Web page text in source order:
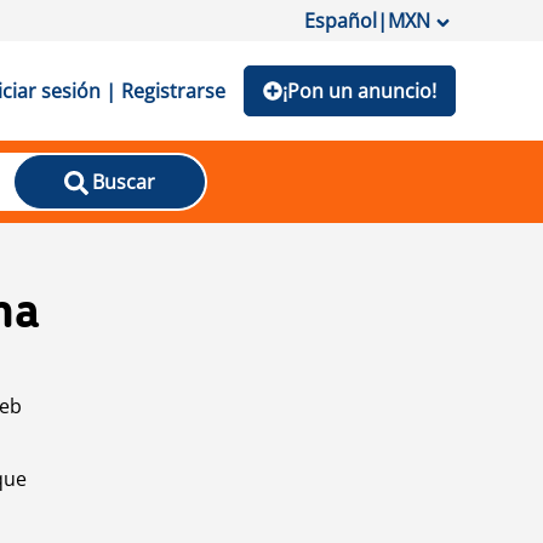
Español|MXN
sesión | Registrarse ¡Pon un anuncio!
Buscar